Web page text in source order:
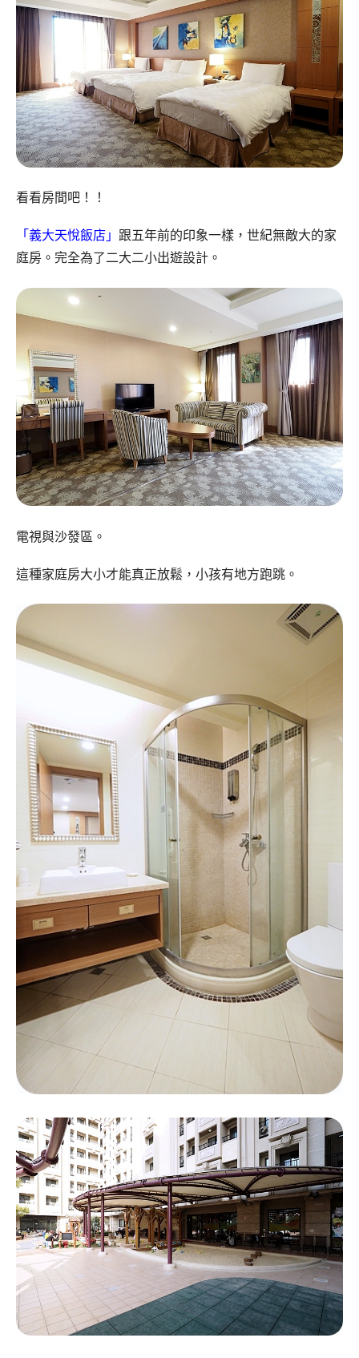
看看房間吧！！
「義大天悅飯店」 跟五年前的印象一樣，世紀無敵大的家
庭房。完全為了二大二小出遊設計。
電視與沙發區。
這種家庭房大小才能真正放鬆，小孩有地方跑跳。